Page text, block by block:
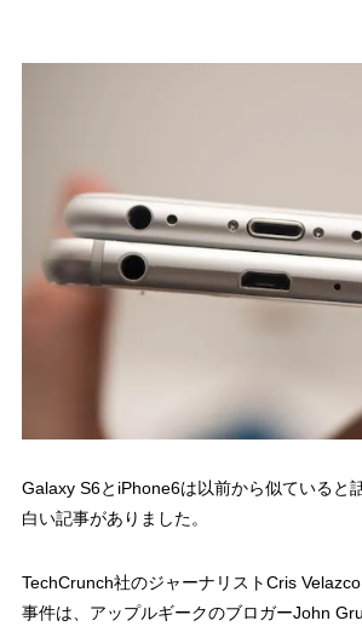
Galaxy S6とiPhone6は以前から似ていると
白い記事がありました。
TechCrunch社のジャーナリストCris
事件は、アップルギークのブロガーJohn